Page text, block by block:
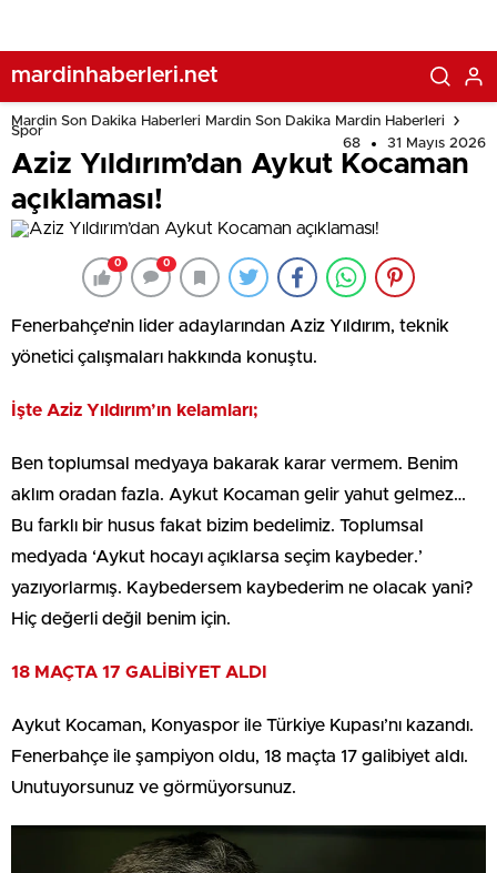
mardinhaberleri.net
Mardin Son Dakika Haberleri Mardin Son Dakika Mardin Haberleri
Spor
68
31 Mayıs 2026
Aziz Yıldırım’dan Aykut Kocaman
açıklaması!
0 0
Fenerbahçe’nin lider adaylarından Aziz Yıldırım, teknik
yönetici çalışmaları hakkında konuştu.
İşte Aziz Yıldırım’ın kelamları;
Ben toplumsal medyaya bakarak karar vermem. Benim
aklım oradan fazla. Aykut Kocaman gelir yahut gelmez…
Bu farklı bir husus fakat bizim bedelimiz. Toplumsal
medyada ‘Aykut hocayı açıklarsa seçim kaybeder.’
yazıyorlarmış. Kaybedersem kaybederim ne olacak yani?
Hiç değerli değil benim için.
18 MAÇTA 17 GALİBİYET ALDI
Aykut Kocaman, Konyaspor ile Türkiye Kupası’nı kazandı.
Fenerbahçe ile şampiyon oldu, 18 maçta 17 galibiyet aldı.
Unutuyorsunuz ve görmüyorsunuz.